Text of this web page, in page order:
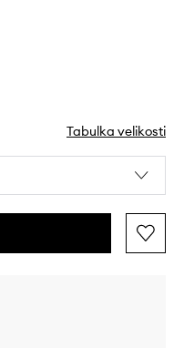
Tabulka velikosti